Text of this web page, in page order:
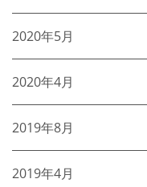
2020年5月
2020年4月
2019年8月
2019年4月